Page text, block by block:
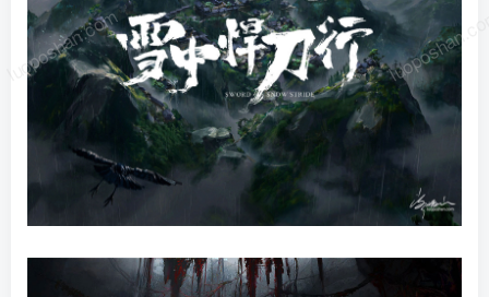
luoposhan.com